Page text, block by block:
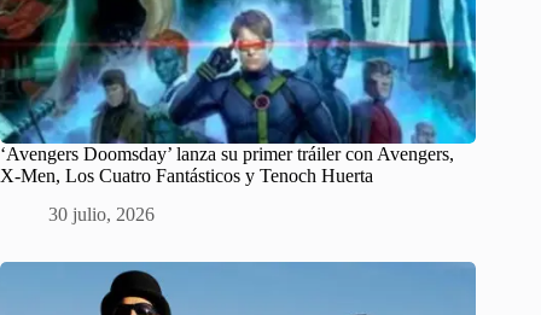
‘Avengers Doomsday’ lanza su primer tráiler con Avengers,
X-Men, Los Cuatro Fantásticos y Tenoch Huerta
30 julio, 2026